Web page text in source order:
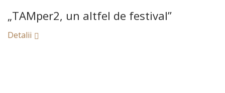
„TAMper2, un altfel de festival”
Detalii